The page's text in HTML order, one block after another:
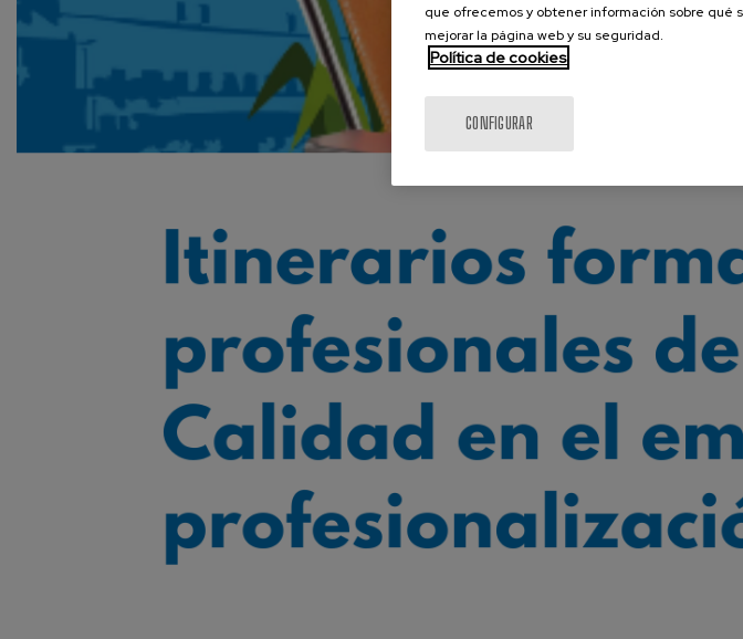
que ofrecemos y obtener información sobre
mejorar la página web y su seguridad.
Política de cookies
CONFIGURAR